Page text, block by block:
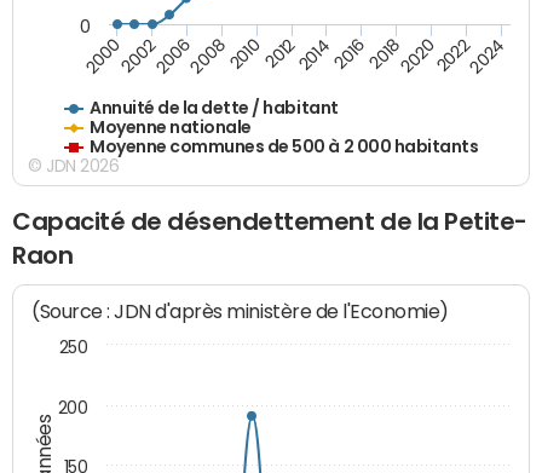
Annuité de la dette / habitant
Moyenne nationale
Moyenne communes de 500 à 2 000 habitants
200020022006200820102012201420162018202020222024
0
© JDN 2026
Capacité de désendettement de la Petite-
Raon
(Source : JDN d'après ministère de l'Economie)
150
200
250